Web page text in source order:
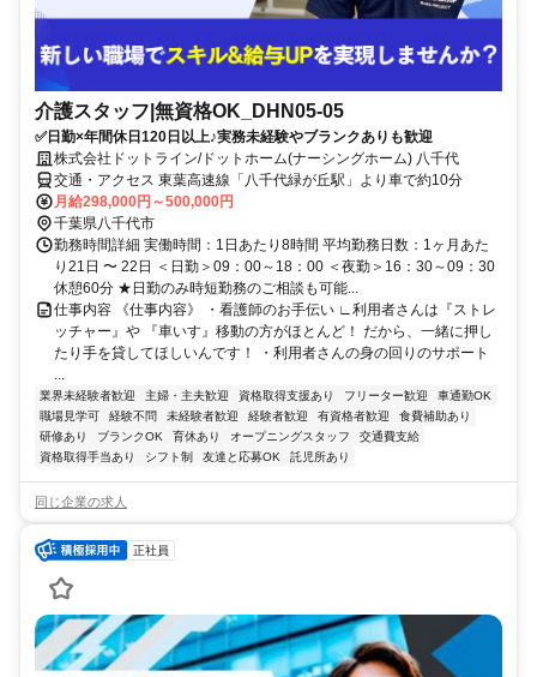
介護スタッフ|無資格OK_DHN05-05
✅日勤×年間休日120日以上♪実務未経験やブランクありも歓迎
株式会社ドットライン/ドットホーム(ナーシングホーム) 八千代
交通・アクセス 東葉高速線「八千代緑が丘駅」より車で約10分
月給298,000円～500,000円
千葉県八千代市
勤務時間詳細 実働時間：1日あたり8時間 平均勤務日数：1ヶ月あた
り21日 〜 22日 ＜日勤＞09：00～18：00 ＜夜勤＞16：30～09：30
休憩60分 ★日勤のみ時短勤務のご相談も可能...
仕事内容 《仕事内容》 ・看護師のお手伝い ∟利用者さんは『ストレ
ッチャー』や 『車いす』移動の方がほとんど！ だから、一緒に押し
たり手を貸してほしいんです！ ・利用者さんの身の回りのサポート
...
業界未経験者歓迎 主婦・主夫歓迎 資格取得支援あり フリーター歓迎
車通勤OK
職場見学可
経験不問 未経験者歓迎 経験者歓迎 有資格者歓迎
食費補助あり
研修あり
ブランクOK 育休あり オープニングスタッフ
交通費支給
資格取得手当あり
シフト制 友達と応募OK 託児所あり
同じ企業の求人
正社員